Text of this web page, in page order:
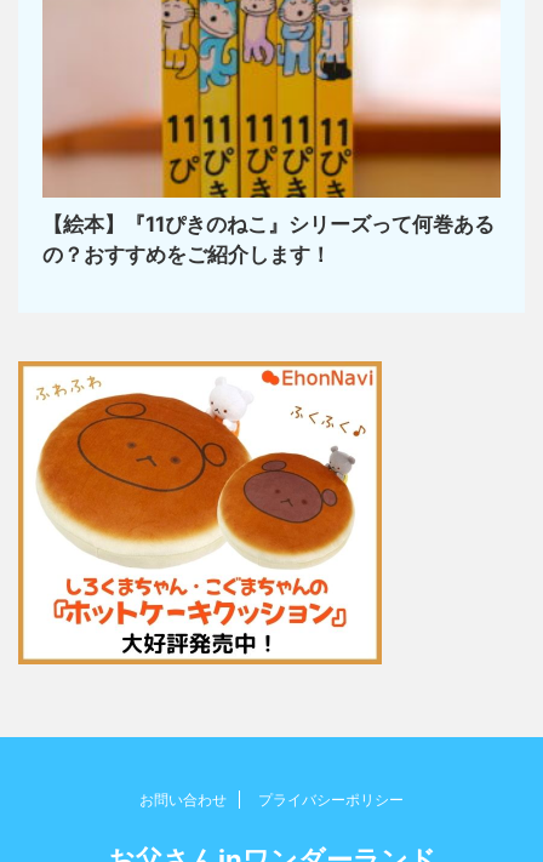
【絵本】『11ぴきのねこ』シリーズって何巻ある
の？おすすめをご紹介します！
お問い合わせ プライバシーポリシー